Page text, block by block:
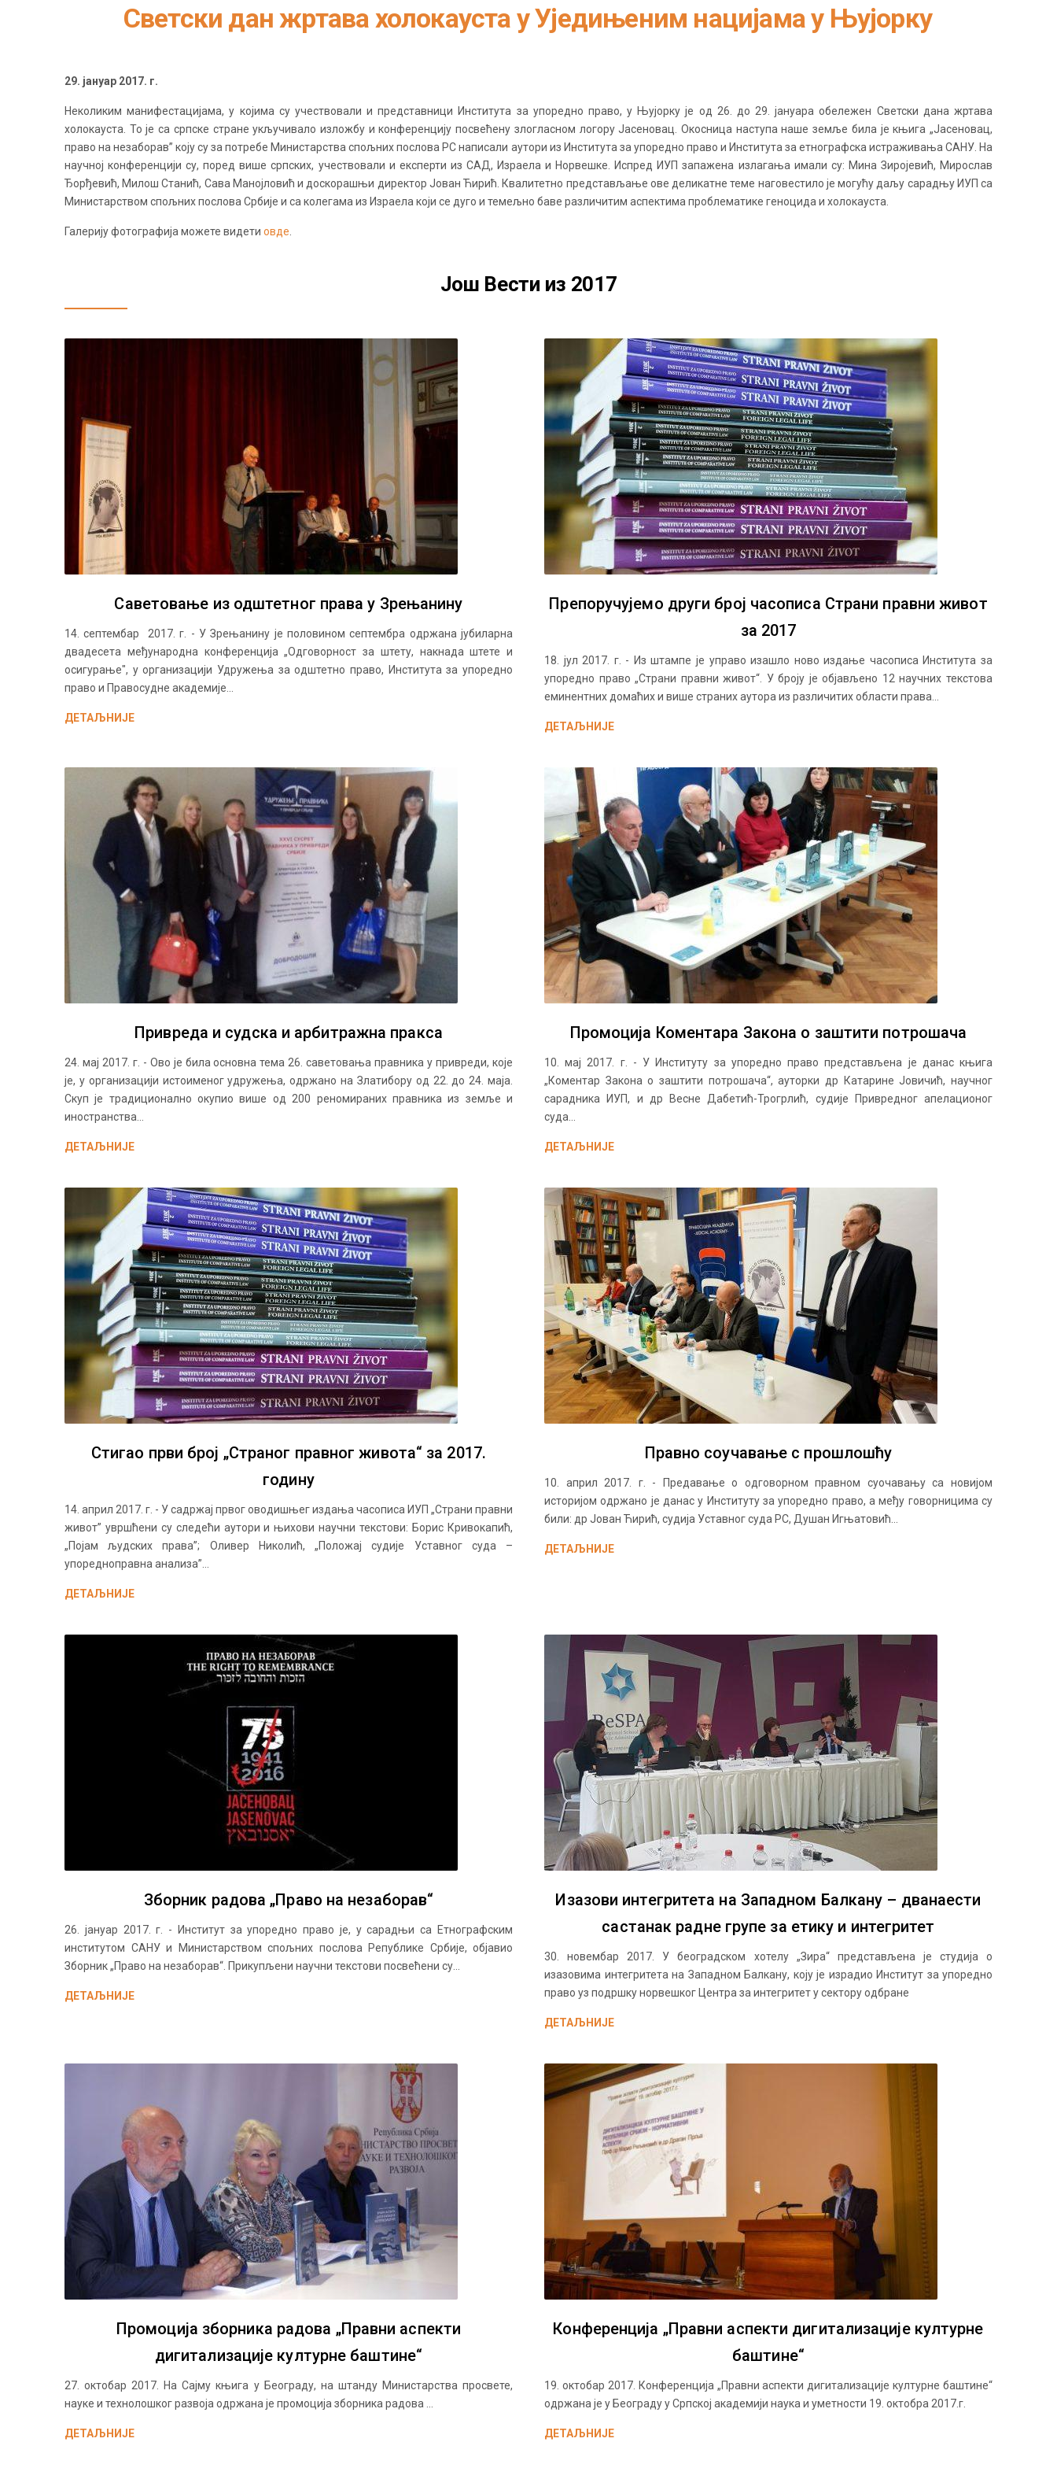
Светски дан жртава холокауста у Уједињеним нацијама у Њујорку
29. јануар 2017. г.
Неколиким манифестацијама, у којима су учествовали и представници Института за упоредно право, у Њујорку је од 26. до 29. јануара обележен Светски дана жртава
холокауста. То је са српске стране укључивало изложбу и конференцију посвећену злогласном логору Јасеновац. Окосница наступа наше земље била је књига „Јасеновац,
право на незаборав” коју су за потребе Министарства спољних послова РС написали аутори из Института за упоредно право и Института за етнографска истраживања САНУ. На
научној конференцији су, поред више српских, учествовали и експерти из САД, Израела и Норвешке. Испред ИУП запажена излагања имали су: Мина Зиројевић, Мирослав
Ђорђевић, Милош Станић, Сава Манојловић и доскорашњи директор Јован Ћирић. Квалитетно представљање ове деликатне теме наговестило је могућу даљу сарадњу ИУП са
Министарством спољних послова Србије и са колегама из Израела који се дуго и темељно баве различитим аспектима проблематике геноцида и холокауста.
Галерију фотографија можете видети овде
Још Вести из 2017
Саветовање из одштетног права у Зрењанину
14. септембар 2017. г. - У Зрењанину је половином септембра одржана јубиларна
двадесета међународна конференција „Одговорност за штету, накнада штете и
осигурање", у организацији Удружења за одштетно право, Института за упоредно
право и Правосудне академије...
ДЕТАЉНИЈЕ
Препоручујемо други број часописа Страни правни живот
за 2017
18. јул 2017. г. - Из штампе је управо изашло ново издање часописа Института за
упоредно право „Страни правни живот“. У броју је објављено 12 научних текстова
еминентних домаћих и више страних аутора из различитих области права...
ДЕТАЉНИЈЕ
Привреда и судска и арбитражна пракса
24. мај 2017. г. - Ово је била основна тема 26. саветовања правника у привреди, које
је, у организацији истоименог удружења, одржано на Златибору од 22. до 24. маја.
Скуп је традиционално окупио више од 200 реномираних правника из земље и
иностранства...
ДЕТАЉНИЈЕ
Промоција Коментара Закона о заштити потрошача
10. мај 2017. г. - У Институту за упоредно право представљена је данас књига
„Коментар Закона о заштити потрошача“, ауторки др Катарине Јовичић, научног
сарадника ИУП, и др Весне Дабетић-Трогрлић, судије Привредног апелационог
суда...
ДЕТАЉНИЈЕ
Стигао први број „Страног правног живота“ за 2017.
годину
14. април 2017. г. - У садржај првог оводишњег издања часописа ИУП „Страни правни
живот” увршћени су следећи аутори и њихови научни текстови: Борис Кривокапић,
„Појам људских права”; Оливер Николић, „Положај судије Уставног суда –
упоредноправна анализа”...
ДЕТАЉНИЈЕ
Правно соучавање с прошлошћу
10. април 2017. г. - Предавање о одговорном правном суочавању са новијом
историјом одржано је данас у Институту за упоредно право, а међу говорницима су
били: др Јован Ћирић, судија Уставног суда РС, Душан Игњатовић...
ДЕТАЉНИЈЕ
Зборник радова „Право на незаборав“
26. јануар 2017. г. - Институт за упоредно право је, у сарадњи са Етнографским
институтом САНУ и Министарством спољних послова Републике Србије, објавио
Зборник „Право на незаборав“. Прикупљени научни текстови посвећени су...
ДЕТАЉНИЈЕ
Изазови интегритета на Западном Балкану – дванаести
састанак радне групе за етику и интегритет
30. новембар 2017. У београдском хотелу „Зира“ представљена је студија о
изазовима интегритета на Западном Балкану, коју је израдио Институт за упоредно
право уз подршку норвешког Центра за интегритет у сектору одбране
ДЕТАЉНИЈЕ
Промоција зборника радова „Правни аспекти
дигитализације културне баштине“
27. октобар 2017. На Сајму књига у Београду, на штанду Министарства просвете,
науке и технолошког развоја одржана је промоција зборника радова ...
ДЕТАЉНИЈЕ
Конференција „Правни аспекти дигитализације културне
баштине“
19. октобар 2017. Конференција „Правни аспекти дигитализације културне баштине“
одржана је у Београду у Српској академији наука и уметности 19. октобра 2017.г.
ДЕТАЉНИЈЕ